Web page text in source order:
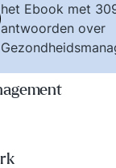
het Ebook met
antwoorden over